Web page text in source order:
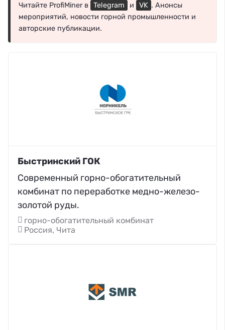
Читайте ProfiMiner в Telegram и VK . Анонсы
мероприятий, новости горной промышленности и
авторские публикации.
Быстринский ГОК
Современный горно-обогатительный
комбинат по переработке медно-железо-
золотой руды.
горно-обогатительный комбинат
Россия, Чита